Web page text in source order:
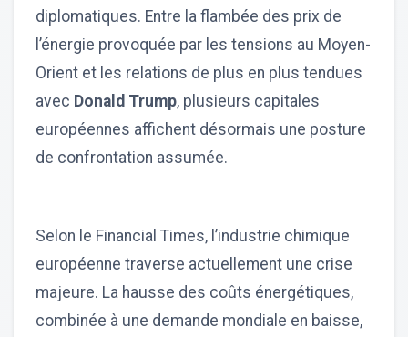
diplomatiques. Entre la flambée des prix de
l’énergie provoquée par les tensions au Moyen-
Orient et les relations de plus en plus tendues
avec Donald Trump, plusieurs capitales
européennes affichent désormais une posture
de confrontation assumée.
Selon le Financial Times, l’industrie chimique
européenne traverse actuellement une crise
majeure. La hausse des coûts énergétiques,
combinée à une demande mondiale en baisse,